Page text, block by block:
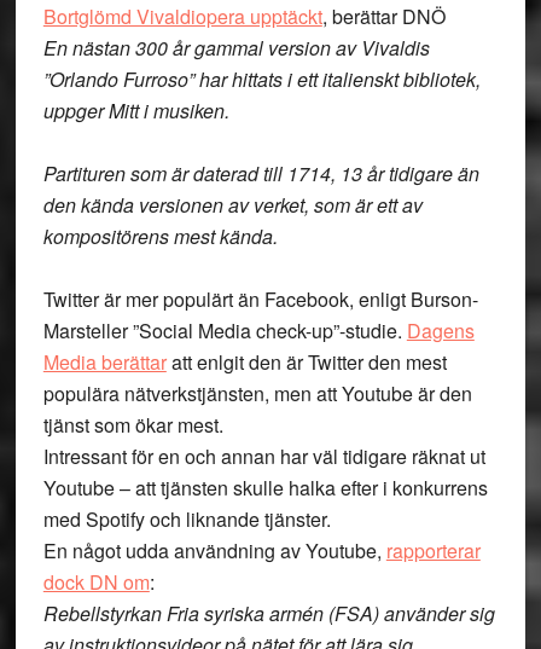
Bortglömd Vivaldiopera upptäckt, berättar DNÖ
En nästan 300 år gammal version av Vivaldis
”Orlando Furroso” har hittats i ett italienskt bibliotek,
uppger Mitt i musiken.
Partituren som är daterad till 1714, 13 år tidigare än
den kända versionen av verket, som är ett av
kompositörens mest kända.
Twitter är mer populärt än Facebook, enligt Burson-
Marsteller ”Social Media check-up”-studie. Dagens
Media berättaratt enlgit den är Twitter den mest
populära nätverkstjänsten, men att Youtube är den
tjänst som ökar mest.
Intressant för en och annan har väl tidigare räknat ut
Youtube – att tjänsten skulle halka efter i konkurrens
med Spotify och liknande tjänster.
En något udda användning av Youtube, rapporterar
dock DN om:
Rebellstyrkan Fria syriska armén (FSA) använder sig